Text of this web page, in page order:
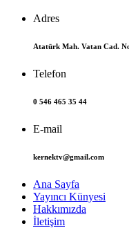
Adres
Atatürk Mah. Vatan Cad.
Telefon
0 546 465 35 44
E-mail
kernektv@gmail.com
Ana Sayfa
Yayıncı Künyesi
Hakkımızda
İletişim